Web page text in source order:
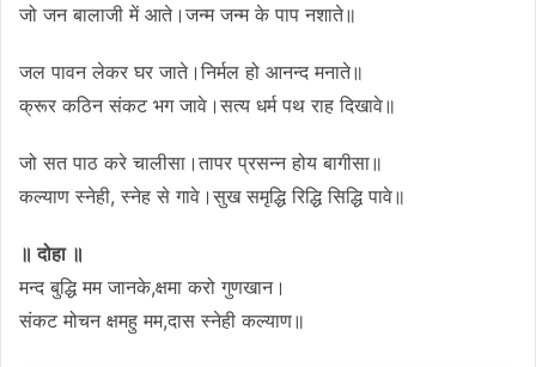
जो जन बालाजी में आते।जन्म जन्म के पाप नशाते॥
जल पावन लेकर घर जाते।निर्मल हो आनन्द मनाते॥
क्रूर कठिन संकट भग जावे।सत्य धर्म पथ राह दिखावे॥
जो सत पाठ करे चालीसा।तापर प्रसन्न होय बागीसा॥
कल्याण स्नेही, स्नेह से गावे।सुख समृद्धि रिद्धि सिद्धि पावे॥
॥ दोहा ॥
मन्द बुद्धि मम जानके,क्षमा करो गुणखान।
संकट मोचन क्षमहु मम,दास स्नेही कल्याण॥